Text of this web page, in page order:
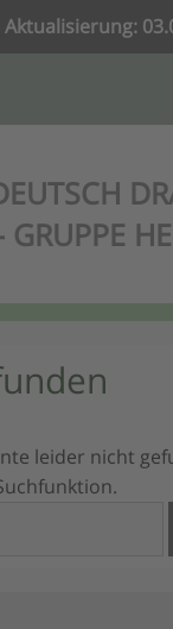
Aktualisierung:
GRUPPE
leider nicht